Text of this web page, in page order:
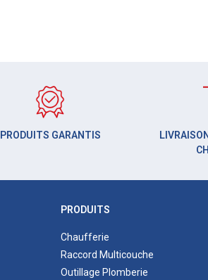
PRODUITS GARANTIS
PRODUITS
Chaufferie
Raccord Multicouche
Outillage Plomberie